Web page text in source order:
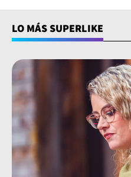
LO MÁS SUPERLIKE